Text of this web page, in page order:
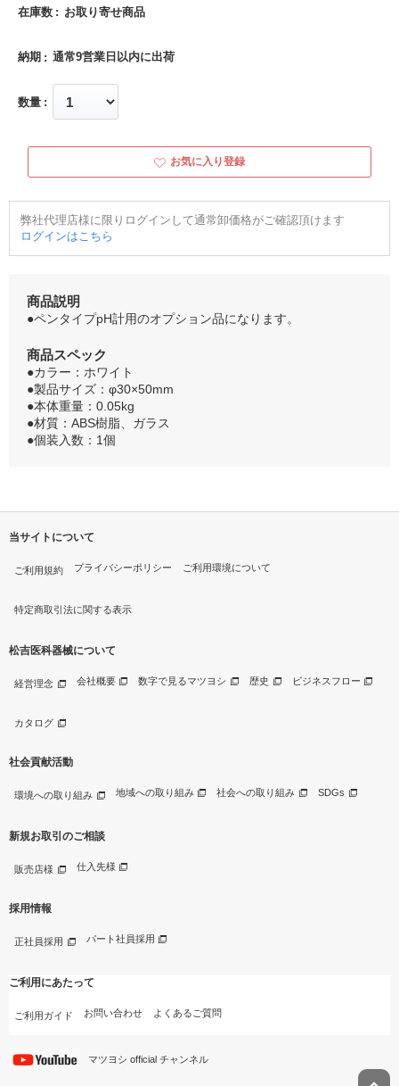
在庫数 お取り寄せ商品
納期 通常9営業日以内に出荷
数量
お気に入り登録
弊社代理店様に限りログインして通常卸価格がご確認頂けます
ログインはこちら
商品説明
●ペンタイプpH計用のオプション品になります。
商品スペック
●カラー：ホワイト
●製品サイズ：φ30×50mm
●本体重量：0.05kg
●材質：ABS樹脂、ガラス
●個装入数：1個
当サイトについて
ご利用規約 プライバシーポリシー ご利用環境について
特定商取引法に関する表示
松吉医科器械について
経営理念 会社概要 数字で見るマツヨシ 歴史 ビジネスフロー
カタログ
社会貢献活動
環境への取り組み 地域への取り組み 社会への取り組み SDGs
新規お取引のご相談
販売店様 仕入先様
採用情報
正社員採用 パート社員採用
ご利用にあたって
ご利用ガイド お問い合わせ よくあるご質問
マツヨシ official チャンネル